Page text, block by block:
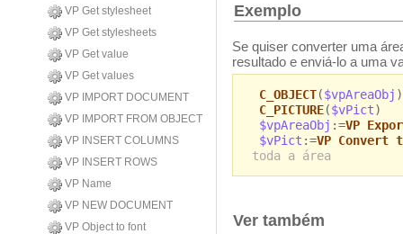
VP Get stylesheet
VP Get stylesheets
VP Get value
VP Get values
VP IMPORT DOCUMENT
VP IMPORT FROM OBJECT
VP INSERT COLUMNS
VP INSERT ROWS
VP Name
VP NEW DOCUMENT
VP Object to font
Exemplo
Se quiser converter uma
resultado e enviá-lo a uma
C_OBJECT($vpAreaObj )
C_PICTURE($vPict)
$vpAreaObj :=VP
$vPict :=VP Convert
toda a área
Ver também